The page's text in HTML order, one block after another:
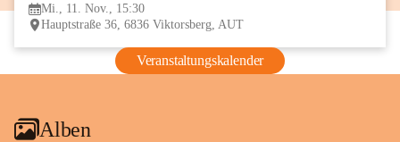
Mi., 11. Nov., 15:30
Hauptstraße 36, 6836 Viktorsberg, AUT
Veranstaltungskalender
Alben